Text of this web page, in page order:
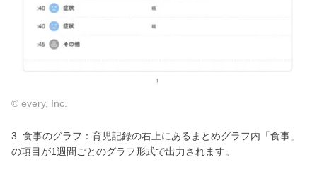
© every, Inc.
3. 食事のグラフ：育児記録の右上にあるまとめグラフ内「食事」
の項目が1週間ごとのグラフ形式で出力されます。